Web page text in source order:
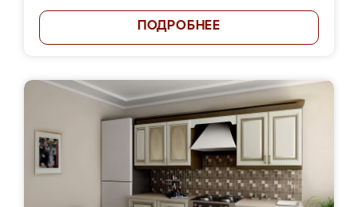
ПОДРОБНЕЕ